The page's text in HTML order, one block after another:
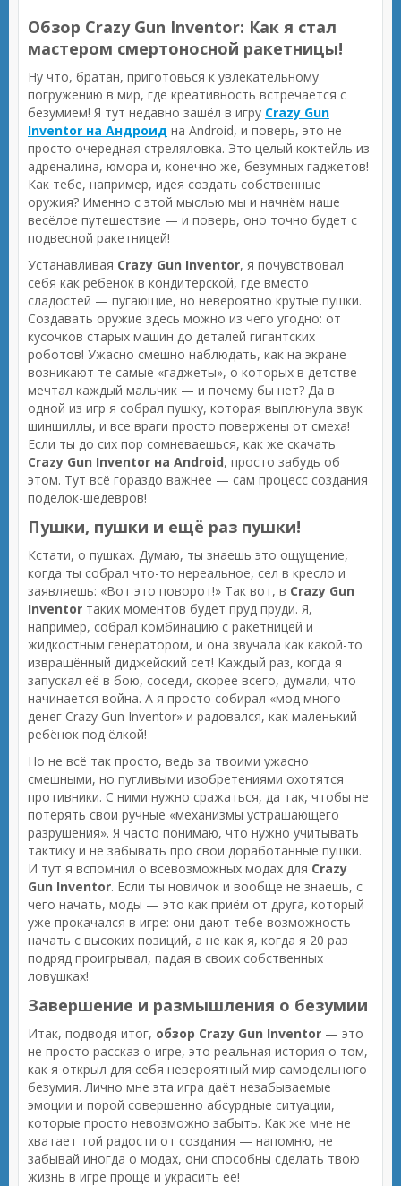
Обзор Crazy Gun Inventor: Как я стал
мастером смертоносной ракетницы!
Ну что, братан, приготовься к увлекательному
погружению в мир, где креативность встречается с
безумием! Я тут недавно зашёл в игру Crazy Gun
Inventor на Андроид на Android, и поверь, это не
просто очередная стреляловка. Это целый коктейль из
адреналина, юмора и, конечно же, безумных гаджетов!
Как тебе, например, идея создать собственные
оружия? Именно с этой мыслью мы и начнём наше
весёлое путешествие — и поверь, оно точно будет с
подвесной ракетницей!
Устанавливая Crazy Gun Inventor, я почувствовал
себя как ребёнок в кондитерской, где вместо
сладостей — пугающие, но невероятно крутые пушки.
Создавать оружие здесь можно из чего угодно: от
кусочков старых машин до деталей гигантских
роботов! Ужасно смешно наблюдать, как на экране
возникают те самые «гаджеты», о которых в детстве
мечтал каждый мальчик — и почему бы нет? Да в
одной из игр я собрал пушку, которая выплюнула звук
шиншиллы, и все враги просто повержены от смеха!
Если ты до сих пор сомневаешься, как же скачать
Crazy Gun Inventor на Android, просто забудь об
этом. Тут всё гораздо важнее — сам процесс создания
поделок-шедевров!
Пушки, пушки и ещё раз пушки!
Кстати, о пушках. Думаю, ты знаешь это ощущение,
когда ты собрал что-то нереальное, сел в кресло и
заявляешь: «Вот это поворот!» Так вот, в Crazy Gun
Inventor таких моментов будет пруд пруди. Я,
например, собрал комбинацию с ракетницей и
жидкостным генератором, и она звучала как какой-то
извращённый диджейский сет! Каждый раз, когда я
запускал её в бою, соседи, скорее всего, думали, что
начинается война. А я просто собирал «мод много
денег Crazy Gun Inventor» и радовался, как маленький
ребёнок под ёлкой!
Но не всё так просто, ведь за твоими ужасно
смешными, но пугливыми изобретениями охотятся
противники. С ними нужно сражаться, да так, чтобы не
потерять свои ручные «механизмы устрашающего
разрушения». Я часто понимаю, что нужно учитывать
тактику и не забывать про свои доработанные пушки.
И тут я вспомнил о всевозможных модах для Crazy
Gun Inventor. Если ты новичок и вообще не знаешь, с
чего начать, моды — это как приём от друга, который
уже прокачался в игре: они дают тебе возможность
начать с высоких позиций, а не как я, когда я 20 раз
подряд проигрывал, падая в своих собственных
ловушках!
Завершение и размышления о безумии
Итак, подводя итог, обзор Crazy Gun Inventor — это
не просто рассказ о игре, это реальная история о том,
как я открыл для себя невероятный мир самодельного
безумия. Лично мне эта игра даёт незабываемые
эмоции и порой совершенно абсурдные ситуации,
которые просто невозможно забыть. Как же мне не
хватает той радости от создания — напомню, не
забывай иногда о модах, они способны сделать твою
жизнь в игре проще и украсить её!